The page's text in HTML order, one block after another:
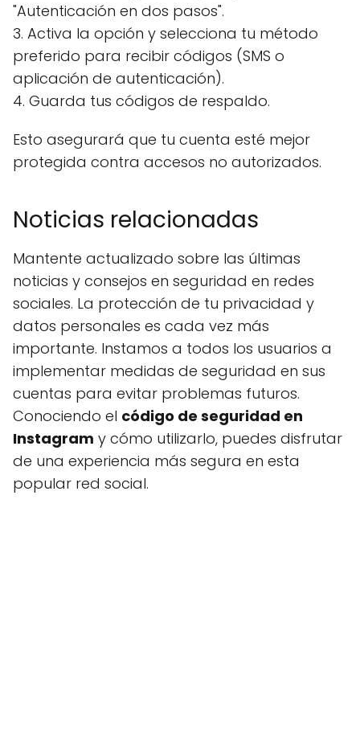
"Autenticación en dos pasos".
3. Activa la opción y selecciona tu método
preferido para recibir códigos (SMS o
aplicación de autenticación).
4. Guarda tus códigos de respaldo.
Esto asegurará que tu cuenta esté mejor
protegida contra accesos no autorizados.
Noticias relacionadas
Mantente actualizado sobre las últimas
noticias y consejos en seguridad en redes
sociales. La protección de tu privacidad y
datos personales es cada vez más
importante. Instamos a todos los usuarios a
implementar medidas de seguridad en sus
cuentas para evitar problemas futuros.
Conociendo el código de seguridad en
Instagram y cómo utilizarlo, puedes disfrutar
de una experiencia más segura en esta
popular red social.